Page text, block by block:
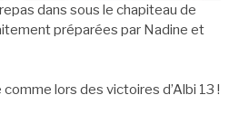
dans sous le chapiteau de
préparées par Nadine et
lors des victoires d’Albi 13 !